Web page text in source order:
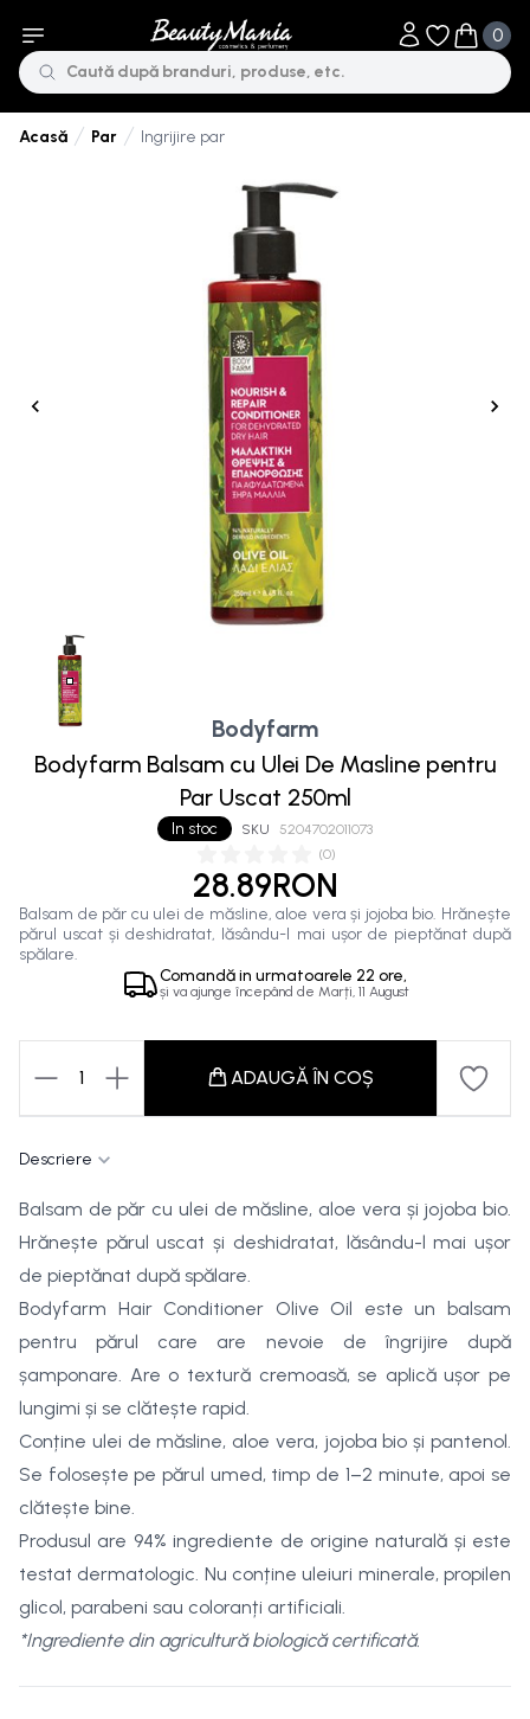
Obiecte în
0
Obiecte
Acasă Par Ingrijire par
(0)
In stoc SKU 5204702011073
Bodyfarm
Bodyfarm Balsam cu Ulei De Masline pentru
Par Uscat 250ml
28.89RON
Balsam de păr cu ulei de măsline, aloe vera și jojoba bio. Hrănește
părul uscat și deshidratat, lăsându-l mai ușor de pieptănat după
spălare.
Comandă in urmatoarele 22 ore,
și va ajunge începând de Marți, 11 August
1 ADAUGĂ ÎN COȘ
Descriere
Balsam de păr cu ulei de măsline, aloe vera și jojoba bio.
Hrănește părul uscat și deshidratat, lăsându-l mai ușor
de pieptănat după spălare.
Bodyfarm Hair Conditioner Olive Oil este un balsam
pentru părul care are nevoie de îngrijire după
șamponare. Are o textură cremoasă, se aplică ușor pe
lungimi și se clătește rapid.
Conține ulei de măsline, aloe vera, jojoba bio și pantenol.
Se folosește pe părul umed, timp de 1–2 minute, apoi se
clătește bine.
Produsul are 94% ingrediente de origine naturală și este
testat dermatologic. Nu conține uleiuri minerale, propilen
glicol, parabeni sau coloranți artificiali.
*Ingrediente din agricultură biologică certificată.